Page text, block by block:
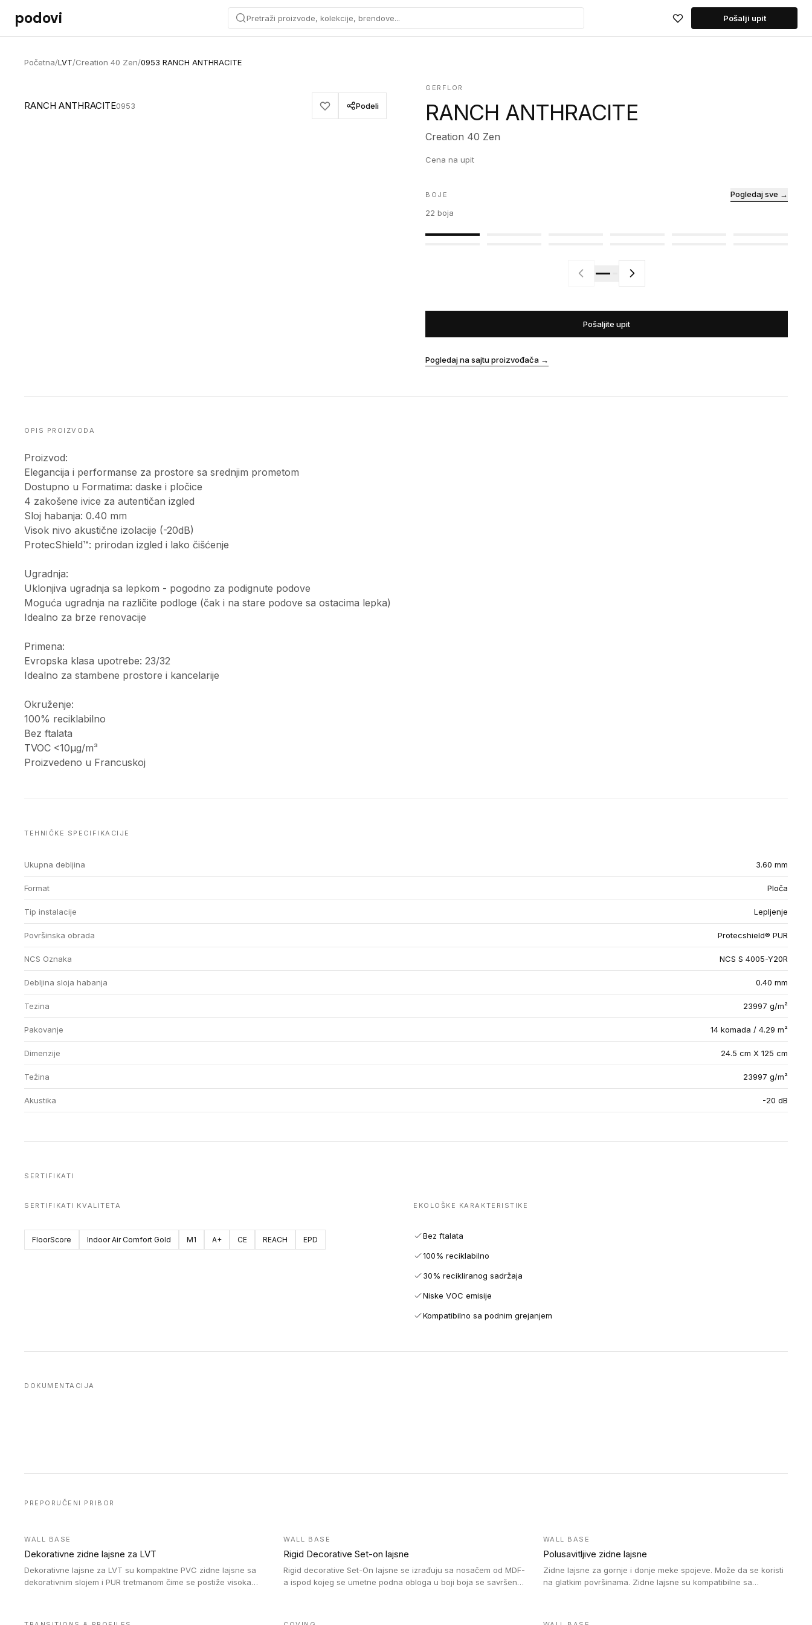
Preskoči na sadržaj
podovi Pretraži proizvode, kolekcije, brendove... Pošalji upit
Početna/LVT/Creation 40 Zen/0953 RANCH ANTHRACITE
RANCH ANTHRACITE0953 Podeli
GERFLOR
RANCH ANTHRACITE
Creation 40 Zen
Cena na upit
BOJE
22 boja
Pogledaj sve →
Pošaljite upit
Pogledaj na sajtu proizvođača →
OPIS PROIZVODA
Proizvod:
Elegancija i performanse za prostore sa srednjim prometom
Dostupno u Formatima: daske i pločice
4 zakošene ivice za autentičan izgled
Sloj habanja: 0.40 mm
Visok nivo akustične izolacije (-20dB)
ProtecShield™: prirodan izgled i lako čišćenje
Ugradnja:
Uklonjiva ugradnja sa lepkom - pogodno za podignute podove
Moguća ugradnja na različite podloge (čak i na stare podove sa ostacima lepka)
Idealno za brze renovacije
Primena:
Evropska klasa upotrebe: 23/32
Idealno za stambene prostore i kancelarije
Okruženje:
100% reciklabilno
Bez ftalata
TVOC <10µg/m³
Proizvedeno u Francuskoj
TEHNIČKE SPECIFIKACIJE
Ukupna debljina 3.60 mm
Format Ploča
Tip instalacije Lepljenje
Površinska obrada Protecshield® PUR
NCS Oznaka NCS S 4005-Y20R
Debljina sloja habanja 0.40 mm
Tezina 23997 g/m²
Pakovanje 14 komada / 4.29 m²
Dimenzije 24.5 cm X 125 cm
Težina 23997 g/m²
Akustika -20 dB
SERTIFIKATI
SERTIFIKATI KVALITETA
FloorScore Indoor Air Comfort Gold M1 A+ CE REACH EPD
EKOLOŠKE KARAKTERISTIKE
Bez ftalata
100% reciklabilno
30% recikliranog sadržaja
Niske VOC emisije
Kompatibilno sa podnim grejanjem
DOKUMENTACIJA
PREPORUČENI PRIBOR
WALL BASE
Dekorativne zidne lajsne za LVT
Dekorativne lajsne za LVT su kompaktne PVC zidne lajsne sa
dekorativnim slojem i PUR tretmanom čime se postiže visoka
WALL BASE
Rigid Decorative Set-on lajsne
Rigid decorative Set-On lajsne se izrađuju sa nosačem od MDF-
a ispod kojeg se umetne podna obloga u boji boja se savršeno
WALL BASE
Polusavitljive zidne lajsne
Zidne lajsne za gornje i donje meke spojeve. Može da se koristi
na glatkim površinama. Zidne lajsne su kompatibilne sa